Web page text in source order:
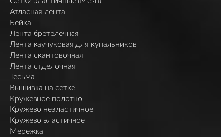
Атласная лента
Бейка
Лента бретелечная
Лента каучуковая для купальников
Лента окантовочная
Лента отделочная
Тесьма
Вышивка на сетке
Кружевное полотно
Кружево неэластичное
Кружево эластичное
Мережка